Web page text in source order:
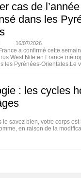
cas de
dans les
16/07/2026
a confirmé cette
West Nile en France
les Pyrénées-Orientales.Le
: les cycles
le savez bien, votre corps
en raison de la